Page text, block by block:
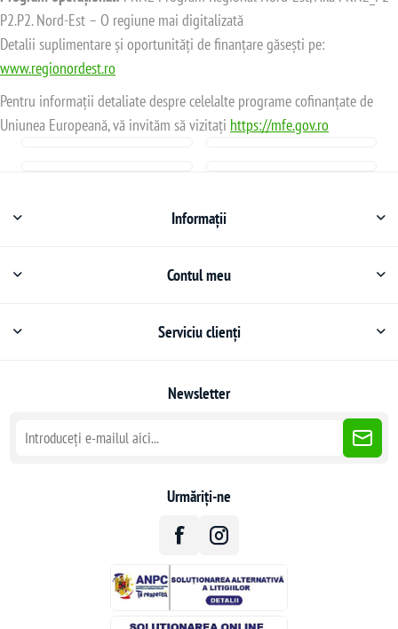
P2.P2. Nord-Est – O regiune mai digitalizată
Detalii suplimentare și oportunități de finanțare găsești pe:
www.regionordest.ro
Pentru informații detaliate despre celelalte programe cofinanțate de
Uniunea Europeană, vă invităm să vizitați https://mfe.gov.ro
Informații
Contul meu
Serviciu clienți
Newsletter
Urmăriți-ne